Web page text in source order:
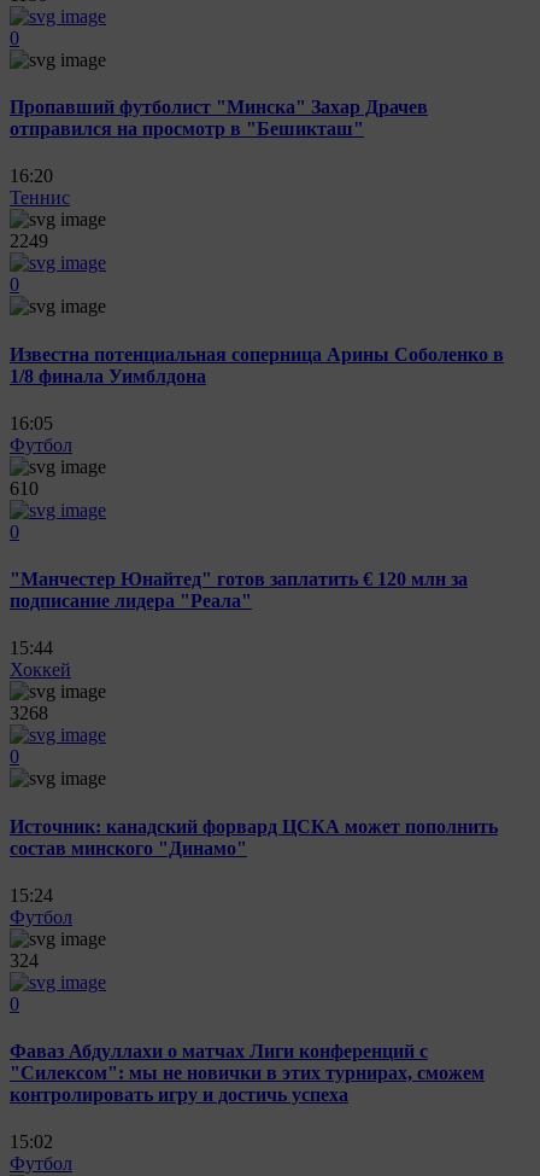
0
Пропавший футболист "Минска" Захар Драчев
отправился на просмотр в "Бешикташ"
16:20
Теннис
2249
0
Известна потенциальная соперница Арины Соболенко в
1/8 финала Уимблдона
16:05
Футбол
610
0
"Манчестер Юнайтед" готов заплатить € 120 млн за
подписание лидера "Реала"
15:44
Хоккей
3268
0
Источник: канадский форвард ЦСКА может пополнить
состав минского "Динамо"
15:24
Футбол
324
0
Фаваз Абдуллахи о матчах Лиги конференций с
"Силексом": мы не новички в этих турнирах, сможем
контролировать игру и достичь успеха
15:02
Футбол